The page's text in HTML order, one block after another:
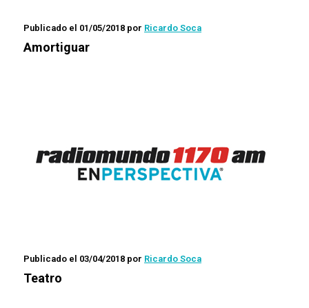
Publicado el 01/05/2018 por Ricardo Soca
Amortiguar
Publicado el 03/04/2018 por Ricardo Soca
Teatro